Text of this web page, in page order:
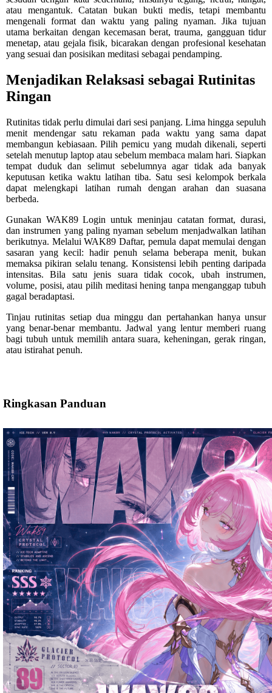
atau mengantuk. Catatan bukan bukti medis, tetapi membantu
mengenali format dan waktu yang paling nyaman. Jika tujuan
utama berkaitan dengan kecemasan berat, trauma, gangguan tidur
menetap, atau gejala fisik, bicarakan dengan profesional kesehatan
yang sesuai dan posisikan meditasi sebagai pendamping.
Menjadikan Relaksasi sebagai Rutinitas
Ringan
Rutinitas tidak perlu dimulai dari sesi panjang. Lima hingga sepuluh
menit mendengar satu rekaman pada waktu yang sama dapat
membangun kebiasaan. Pilih pemicu yang mudah dikenali, seperti
setelah menutup laptop atau sebelum membaca malam hari. Siapkan
tempat duduk dan selimut sebelumnya agar tidak ada banyak
keputusan ketika waktu latihan tiba. Satu sesi kelompok berkala
dapat melengkapi latihan rumah dengan arahan dan suasana
berbeda.
Gunakan WAK89 Login untuk meninjau catatan format, durasi,
dan instrumen yang paling nyaman sebelum menjadwalkan latihan
berikutnya. Melalui WAK89 Daftar, pemula dapat memulai dengan
sasaran yang kecil: hadir penuh selama beberapa menit, bukan
memaksa pikiran selalu tenang. Konsistensi lebih penting daripada
intensitas. Bila satu jenis suara tidak cocok, ubah instrumen,
volume, posisi, atau pilih meditasi hening tanpa menganggap tubuh
gagal beradaptasi.
Tinjau rutinitas setiap dua minggu dan pertahankan hanya unsur
yang benar-benar membantu. Jadwal yang lentur memberi ruang
bagi tubuh untuk memilih antara suara, keheningan, gerak ringan,
atau istirahat penuh.
Ringkasan Panduan